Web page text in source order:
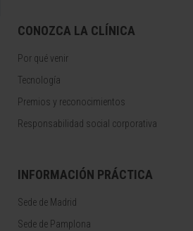
CONOZCA LA CLÍNICA
Por qué venir
Tecnología
Premios y reconocimientos
Responsabilidad social corporativa
INFORMACIÓN PRÁCTICA
Sede de Madrid
Sede de Pamplona